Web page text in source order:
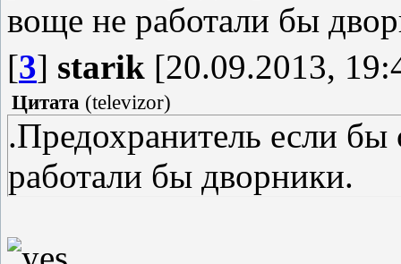
воще не работали бы
[3] starik [20.09.2013,
Цитата (televizor)
.Предохранитель если бы
работали бы дворники.